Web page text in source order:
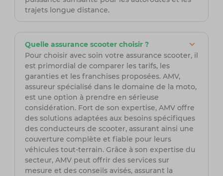
trajets longue distance.
Quelle assurance scooter choisir ?
Pour choisir avec soin votre assurance scooter, il
est primordial de comparer les tarifs, les
garanties et les franchises proposées. AMV,
assureur spécialisé dans le domaine de la moto,
est une option à prendre en sérieuse
considération. Fort de son expertise, AMV offre
des solutions adaptées aux besoins spécifiques
des conducteurs de scooter, assurant ainsi une
couverture complète et fiable pour leurs
véhicules tout-terrain. Grâce à son expertise du
secteur, AMV peut offrir des services sur
mesure et des conseils avisés, assurant la